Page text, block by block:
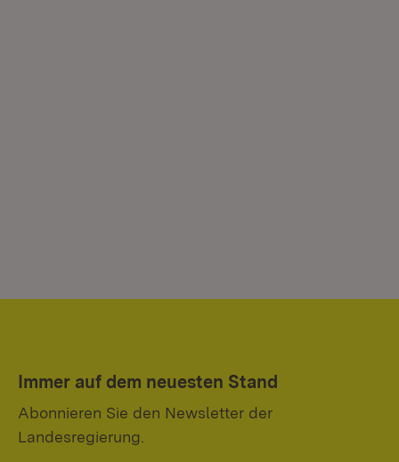
Immer auf dem neuesten Stand
Abonnieren Sie den Newsletter der
Landesregierung.